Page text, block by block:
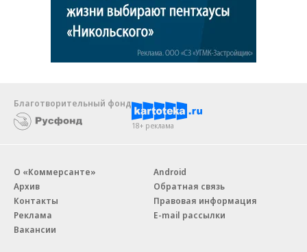
Благотворительный фонд
18+ реклама
О «Коммерсанте»
Архив
Контакты
Реклама
Вакансии
Android
Обратная связь
Правовая информация
E-mail рассылки